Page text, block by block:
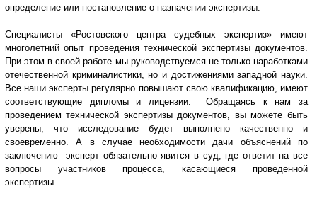
определение или постановление о назначении экспертизы.
Специалисты «Ростовского центра судебных экспертиз» имеют
многолетний опыт проведения технической экспертизы документов.
При этом в своей работе мы руководствуемся не только наработками
отечественной криминалистики, но и достижениями западной науки.
Все наши эксперты регулярно повышают свою квалификацию, имеют
соответствующие дипломы и лицензии. Обращаясь к нам за
проведением технической экспертизы документов, вы можете быть
уверены, что исследование будет выполнено качественно и
своевременно. А в случае необходимости дачи объяснений по
заключению эксперт обязательно явится в суд, где ответит на все
вопросы участников процесса, касающиеся проведенной
экспертизы.